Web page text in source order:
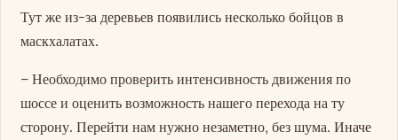
Тут же из-за деревьев появились несколько бойцов в
маскхалатах.
– Необходимо проверить интенсивность движения по
шоссе и оценить возможность нашего перехода на ту
сторону. Перейти нам нужно незаметно, без шума. Иначе